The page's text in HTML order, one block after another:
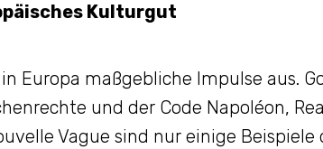
Kulturgut
Europa maßgebliche Impulse aus.
und der Code Napoléon,
Vague sind nur einige Beispiele